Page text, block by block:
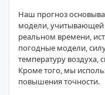
Наш прогноз
модели, учитывающей
реальном времени,
погодные модели,
температуру воздуха,
Кроме того, мы
повышения точности.